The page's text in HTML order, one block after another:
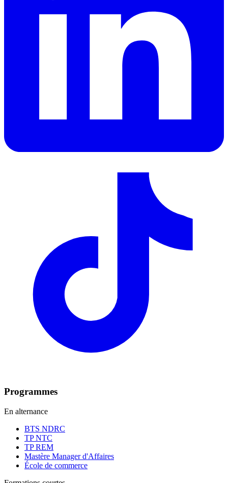
Programmes
En alternance
BTS NDRC
TP NTC
TP REM
Mastère Manager d'Affaires
École de commerce